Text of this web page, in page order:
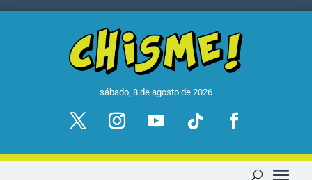
sábado, 8 de agosto de 2026